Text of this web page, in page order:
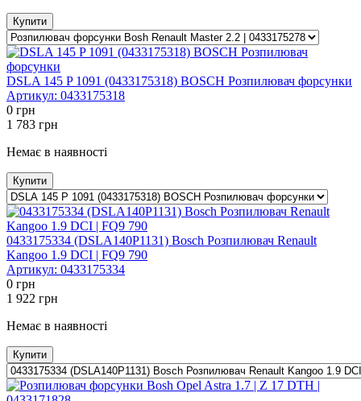
Купити
DSLA 145 P 1091 (0433175318) BOSCH Розпилювач форсунки
Артикул: 0433175318
0 грн
1 783 грн
Немає в наявності
Купити
0433175334 (DSLA140P1131) Bosсh Розпилювач Renault
Kangoo 1.9 DCI | FQ9 790
Артикул: 0433175334
0 грн
1 922 грн
Немає в наявності
Купити